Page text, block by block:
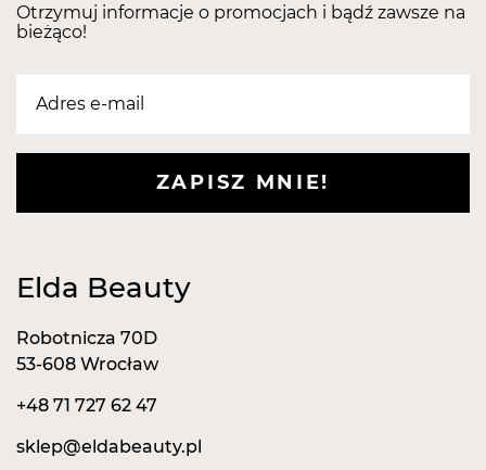
powodzeniem można sterylizować go w autoklawie.
Należy dokupić do niego samoprzylepne nakładki
bazie acetonu.
Otrzymuj informacje o promocjach i bądź zawsze na
bieżąco!
ZAPISZ MNIE!
Elda Beauty
Robotnicza 70D
53-608 Wrocław
+48 71 727 62 47
sklep@eldabeauty.pl